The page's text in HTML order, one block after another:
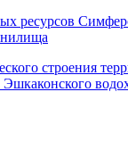
Эшкаконского